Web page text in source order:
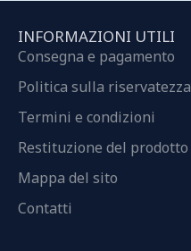
INFORMAZIONI UTILI
Consegna e pagamento
Politica sulla riservatezza
Termini e condizioni
Restituzione del prodotto
Mappa del sito
Contatti